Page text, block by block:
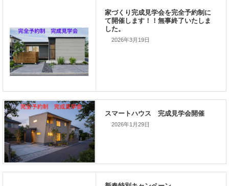
前の記事
家づくりこぼれ話！
2026年3月19日
2026年1月29日